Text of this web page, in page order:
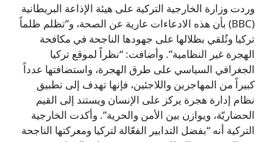
وردت وزارة الخارجية التركية على هيئة الإذاعة البريطانية
(BBC) بأن هذه الادعاءات عارية عن الصحة، و”تظلم ظلماً
تركيا وتُلقي بظلالها على جهودها الناجحة في مكافحة
الهجرة غير النظامية”. وأضافت: “نظراً لموقع تركيا
الجغرافي السياسي على طرق الهجرة، واستضافتها عدداً
كبيراً من المهاجرين واللاجئين، فإنها تهدف إلى تطبيق
نظام إدارة هجرة يركز على الإنسان ويستند إلى القيم
الحضاريّة، ويوازن بين الأمن والحرية”. وأكدت الخارجية
التركية أنه “بفضل التدابير الفعّالة لتركيا ومعركتها الناجحة